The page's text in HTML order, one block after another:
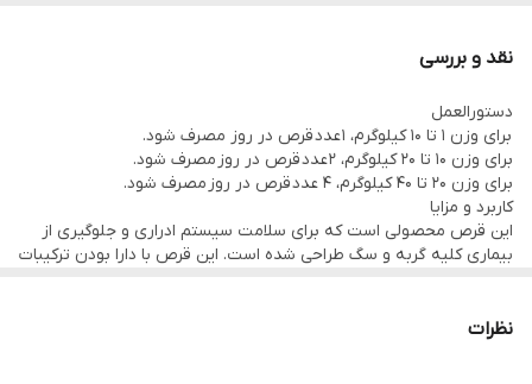
نقد و بررسی
دستورالعمل
برای وزن 1 تا 10 کیلوگرم، 1 عدد قرص در روز مصرف شود.
برای وزن 10 تا 20 کیلوگرم، 2 عدد قرص در روز مصرف شود.
برای وزن 20 تا 40 کیلوگرم، 4 عدد قرص در روز مصرف شود.
کاربرد و مزایا
این قرص محصولی است که برای سلامت سیستم ادراری و جلوگیری از
بیماری کلیه گربه و سگ طراحی شده است. این قرص با دارا بودن ترکیبات
نظرات